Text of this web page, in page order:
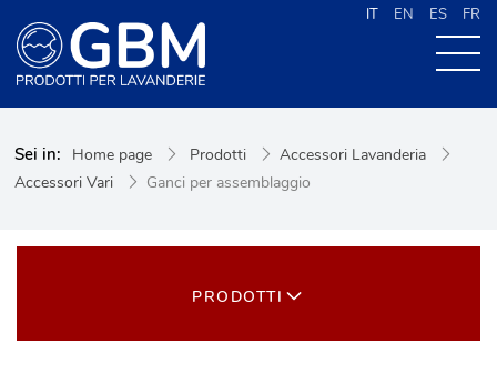
IT EN ES FR
PRODOTTI
CONTATTI
Sei in: Home page Prodotti
Accessori Lavanderia
Accessori Vari
Ganci per assemblaggio
PRODOTTI